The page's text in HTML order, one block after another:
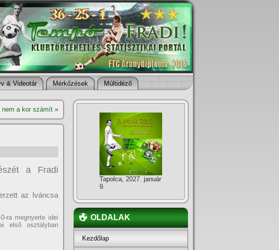
& Videotár Mérkőzések Múltidéző
nem a kor számí­t »
a Fradi
az Iváncsa
ra megnyerte idei
első osztályban
Tapolca, 2027. január
9.
OLDALAK
Kezdőlap